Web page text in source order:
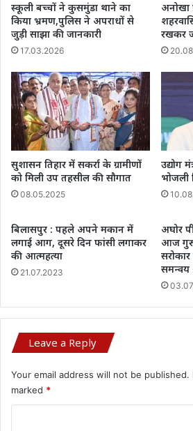
स्कूली बच्चों ने कुसमुंडा थाने का
किया भ्रमण,पुलिस ने अपराधों से
जुड़ी साझा की जानकारी
17.03.2026
अनोखा
रखकर
सुशासन तिहार में सकर्रा के ग्रामीणों
को मिली उप तहसील की सौगात
08.05.2025
उद्योग
भोजली
बिलासपुर : पहले अपने मकान में
लगाई आग, दूसरे दिन फांसी लगाकर
की आत्महत्या
21.07.2023
अघोर
आज
समन्वय
Leave a Reply
Your email address will not be published.
marked *